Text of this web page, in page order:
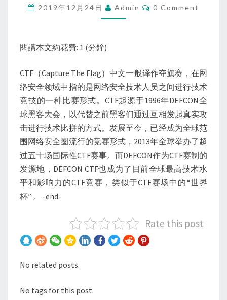
FLAG
2019年12月24日 Admin Comments
0 Comment
閱讀本文約花費: 1 (分鐘)
CTF（Capture The Flag）中文一般译作夺旗赛，在网
络安全领域中指的是网络安全技术人员之间进行技术
竞技的一种比赛形式。CTF起源于1996年DEFCON全
球黑客大会，以代替之前黑客们通过互相发起真实攻
击进行技术比拼的方式。发展至今，已经成为全球范
围网络安全圈流行的竞赛形式，2013年全球举办了超
过五十场国际性CTF赛事。而DEFCON作为CTF赛制的
发源地，DEFCON CTF也成为了目前全球最高技术水
平和影响力的CTF竞赛，类似于CTF赛场中的“世界
杯” 。 -end-
Rate this post
No related posts.
No tags for this post.